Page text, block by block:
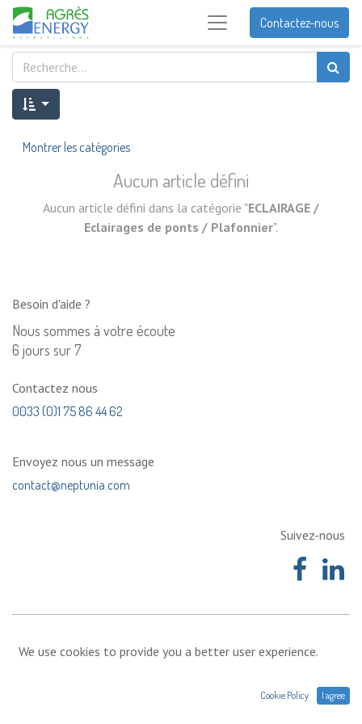
Contactez-nous
Montrer les catégories
Aucun article défini
Aucun article défini dans la catégorie "ECLAIRAGE /
Eclairages de ponts / Plafonnier".
Besoin d'aide ?
Nous sommes à votre écoute
6 jours sur 7
Contactez nous
0033 (0)1 75 86 44 62
Envoyez nous un message
contact@neptunia.com
Suivez-nous
We use cookies to provide you a better user experience.
Cookie Policy I agree